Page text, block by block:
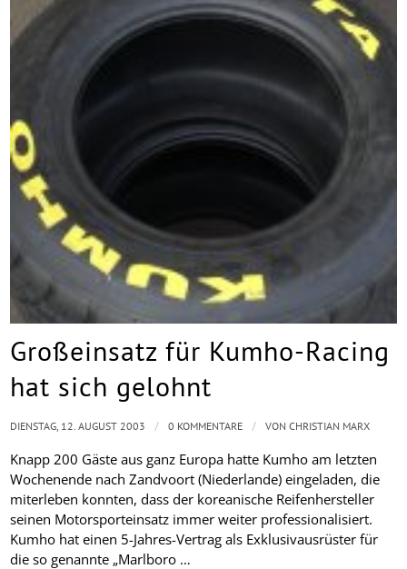
Großeinsatz für Kumho-Racing
hat sich gelohnt
Knapp 200 Gäste aus ganz Europa hatte Kumho am letzten
Wochenende nach Zandvoort (Niederlande) eingeladen, die
miterleben konnten, dass der koreanische Reifenhersteller
seinen Motorsporteinsatz immer weiter professionalisiert.
Kumho hat einen 5-Jahres-Vertrag als Exklusivausrüster für
die so genannte „Marlboro …
DIENSTAG, 12. AUGUST 2003 / 0 KOMMENTARE / VONCHRISTIAN MARX